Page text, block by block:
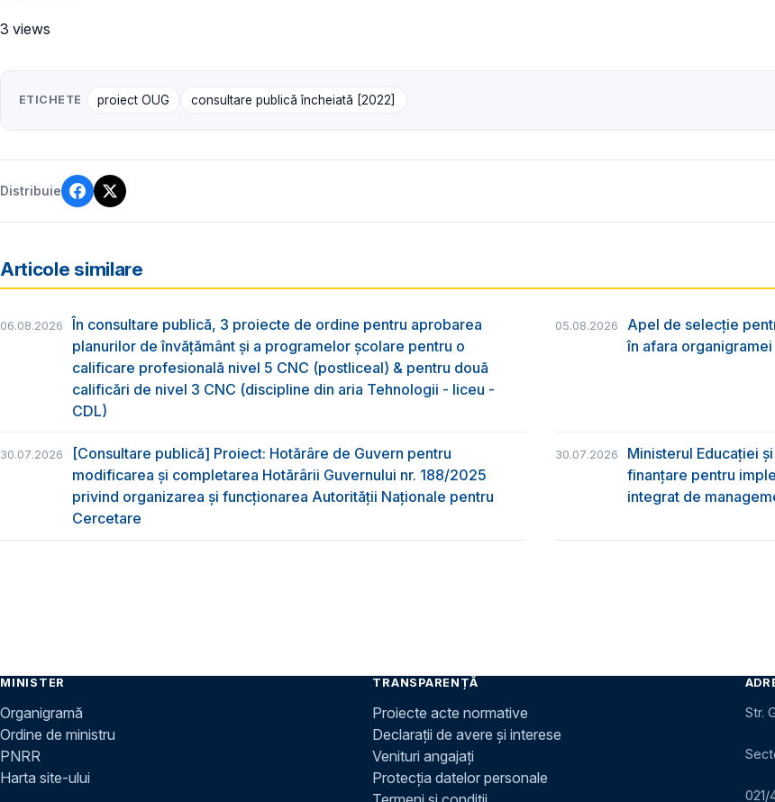
3 views
ETICHETE proiect OUG consultare publică încheiată [2022]
Distribuie
Articole similare
06.08.2026
În consultare publică, 3 proiecte de ordine pentru aprobarea
planurilor de învățământ și a programelor școlare pentru o
calificare profesională nivel 5 CNC (postliceal) & pentru două
calificări de nivel 3 CNC (discipline din aria Tehnologii - liceu -
CDL)
05.08.2026
Apel de selecție
în afara
30.07.2026
[Consultare publică] Proiect: Hotărâre de Guvern pentru
modificarea și completarea Hotărârii Guvernului nr. 188/2025
privind organizarea şi funcţionarea Autorităţii Naţionale pentru
Cercetare
30.07.2026
Ministerul Educației
finanțare pentru
integrat de
MINISTER
Organigramă
Ordine de ministru
PNRR
Harta site-ului
TRANSPARENȚĂ
Proiecte acte normative
Declarații de avere și interese
Venituri angajați
Protecția datelor personale
Str.
021/